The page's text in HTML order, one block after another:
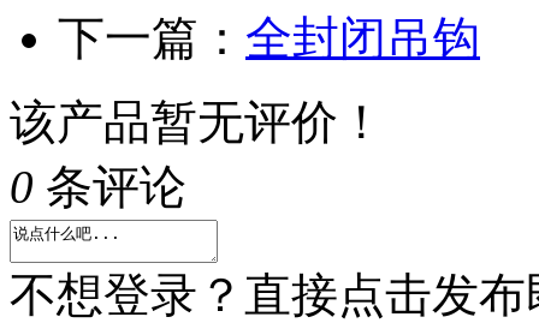
下一篇： 全封闭吊钩
该产品暂无评价！
0 条评论
不想登录？直接点击发